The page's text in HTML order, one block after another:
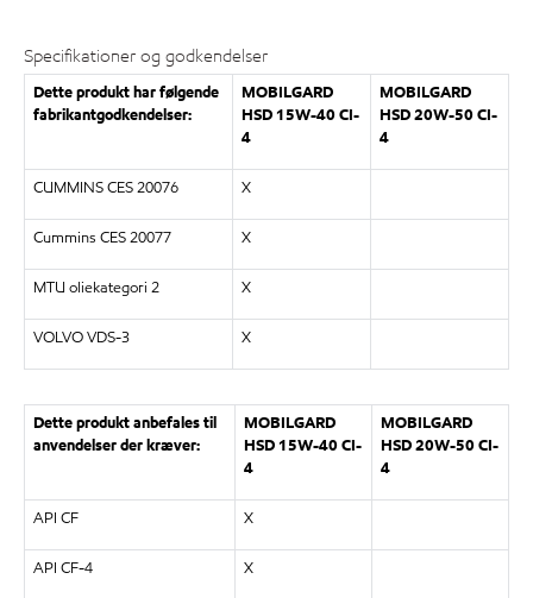
Specifikationer og godkendelser
Dette produkt har følgende
fabrikantgodkendelser:
MOBILGARD
HSD 15W-40 CI-
4
MOBILGARD
HSD 20W-50 CI-
4
CUMMINS CES 20076 X
Cummins CES 20077 X
MTU oliekategori 2 X
VOLVO VDS-3 X
Dette produkt anbefales til
anvendelser der kræver:
MOBILGARD
HSD 15W-40 CI-
4
MOBILGARD
HSD 20W-50 CI-
4
API CF X
API CF-4 X